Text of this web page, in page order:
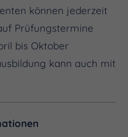
können jederzeit
Prüfungstermine
bis Oktober
kann auch mit